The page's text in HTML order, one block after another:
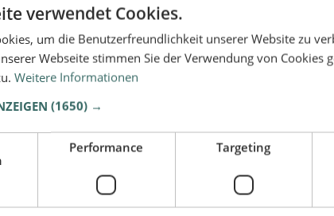
verwendet Cookies.
um die Benutzerfreundlichkeit unserer Website zu
Webseite stimmen Sie der Verwendung von Cookies
Weitere Informationen
(1650) →
Performance Targeting